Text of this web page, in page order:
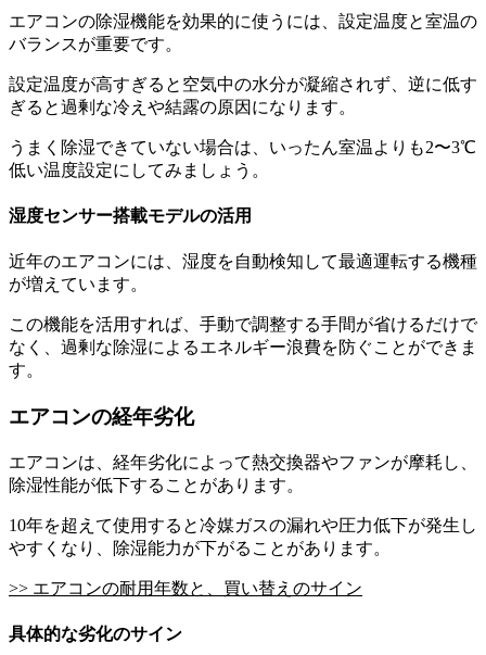
エアコンの除湿機能を効果的に使うには、設定温度と室温の
バランスが重要です。
設定温度が高すぎると空気中の水分が凝縮されず、逆に低す
ぎると過剰な冷えや結露の原因になります。
うまく除湿できていない場合は、いったん室温よりも2〜3℃
低い温度設定にしてみましょう。
湿度センサー搭載モデルの活用
近年のエアコンには、湿度を自動検知して最適運転する機種
が増えています。
この機能を活用すれば、手動で調整する手間が省けるだけで
なく、過剰な除湿によるエネルギー浪費を防ぐことができま
す。
エアコンの経年劣化
エアコンは、経年劣化によって熱交換器やファンが摩耗し、
除湿性能が低下することがあります。
10年を超えて使用すると冷媒ガスの漏れや圧力低下が発生し
やすくなり、除湿能力が下がることがあります。
>> エアコンの耐用年数と、買い替えのサイン
具体的な劣化のサイン